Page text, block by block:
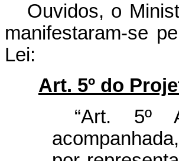
Ouvidos, o
manifestaram-se
Lei:
Art. 5º do
“Art. 5º